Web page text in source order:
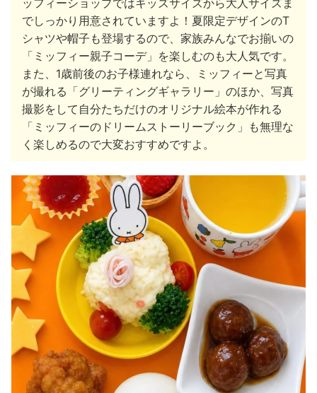
でしっかり用意されていますよ！夏限定デザインのT
シャツや帽子も登場するので、家族みんなでお揃いの
「ミッフィー親子コーデ」を楽しむのも大人気です。
また、1歳前後のお子様連れなら、ミッフィーと写真
が撮れる「グリーティングギャラリー」のほか、写真
撮影をして自分たちだけのオリジナル絵本が作れる
「ミッフィーのドリームストーリーブック」も無理な
く楽しめるので大変おすすめですよ。